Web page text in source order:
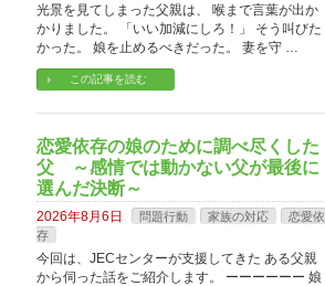
光景を見てしまった父親は、 喉まで言葉が出か
かりました。 「いい加減にしろ！」 そう叫びた
かった。 娘を止めるべきだった。 妻を守 …
この記事を読む
恋愛依存の娘のために調べ尽くした
父 ～感情では動かない父が最後に
選んだ決断～
2026年8月6日 問題行動 家族の対応
恋愛依
存
今回は、JECセンターが支援してきた ある父親
から伺った話をご紹介します。 ーーーーーー 娘